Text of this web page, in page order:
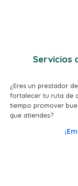
Servicios
¿Eres un prestador
fortalecer tu ruta de
tiempo promover
que atiendes?